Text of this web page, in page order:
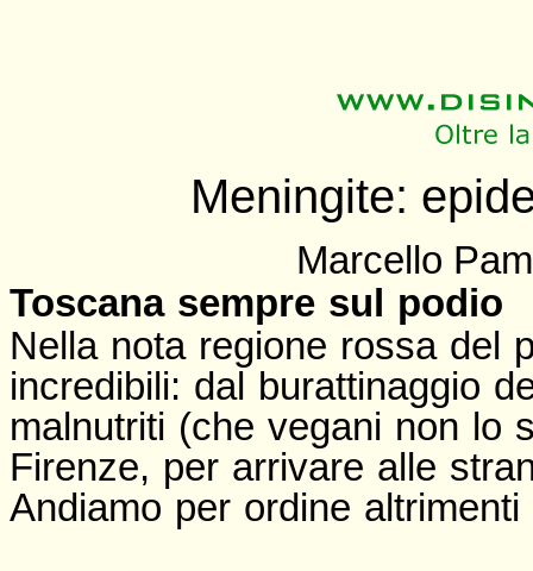
Meningite:
Marcello
Toscana sempre sul podio
Nella nota regione rossa del
incredibili: dal burattinaggio
malnutriti (che vegani non lo
Firenze, per arrivare alle
Andiamo per ordine